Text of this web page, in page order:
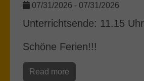
07/31/2026 - 07/31/2026
Unterrichtsende: 11.15 Uhr
Schöne Ferien!!!
Read more